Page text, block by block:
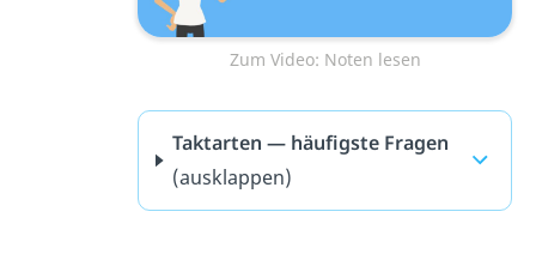
Zum Video: Noten lesen
Taktarten — häufigste Fragen
(ausklappen)